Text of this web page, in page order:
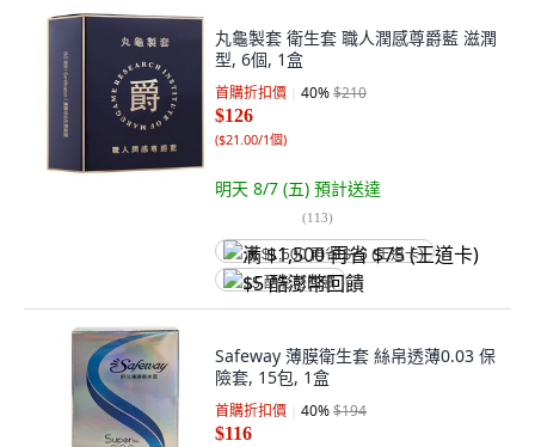
丸龜製套 衛生套 職人潤感尊爵藍 滋潤
型, 6個, 1盒
首購折扣價 40%$210
$126
($21.00/1個)
明天 8/7 (五) 預計送達
(113)
满 $1,500 再省 $75 (王道卡)
$5 酷澎幣回饋
Safeway 薄膜衛生套 絲帛透薄0.03 保
險套, 15包, 1盒
首購折扣價 40%$194
$116